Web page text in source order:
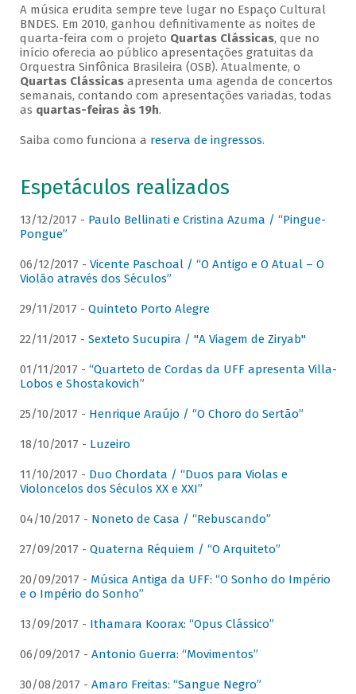
A música erudita sempre teve lugar no Espaço Cultural
BNDES. Em 2010, ganhou definitivamente as noites de
quarta-feira com o projeto Quartas Clássicas, que no
início oferecia ao público apresentações gratuitas da
Orquestra Sinfônica Brasileira (OSB). Atualmente, o
Quartas Clássicasapresenta uma agenda de concertos
semanais, contando com apresentações variadas, todas
as quartas-feiras às 19h.
Saiba como funciona a reserva de ingressos.
Espetáculos realizados
13/12/2017 - Paulo Bellinati e Cristina Azuma / “Pingue-
Pongue”
06/12/2017 - Vicente Paschoal / “O Antigo e O Atual – O
Violão através dos Séculos”
29/11/2017 - Quinteto Porto Alegre
22/11/2017 - Sexteto Sucupira / "A Viagem de Ziryab"
01/11/2017 - “Quarteto de Cordas da UFF apresenta Villa-
Lobos e Shostakovich”
25/10/2017 - Henrique Araújo / “O Choro do Sertão”
18/10/2017 - Luzeiro
11/10/2017 - Duo Chordata / “Duos para Violas e
Violoncelos dos Séculos XX e XXI”
04/10/2017 - Noneto de Casa / “Rebuscando”
27/09/2017 - Quaterna Réquiem / “O Arquiteto”
20/09/2017 - Música Antiga da UFF: “O Sonho do Império
e o Império do Sonho”
13/09/2017 - Ithamara Koorax: “Opus Clássico”
06/09/2017 - Antonio Guerra: “Movimentos”
30/08/2017 - Amaro Freitas: “Sangue Negro”